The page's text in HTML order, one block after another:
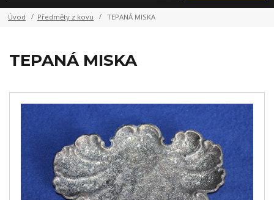
Úvod Předměty z kovu TEPANÁ MISKA
TEPANÁ MISKA